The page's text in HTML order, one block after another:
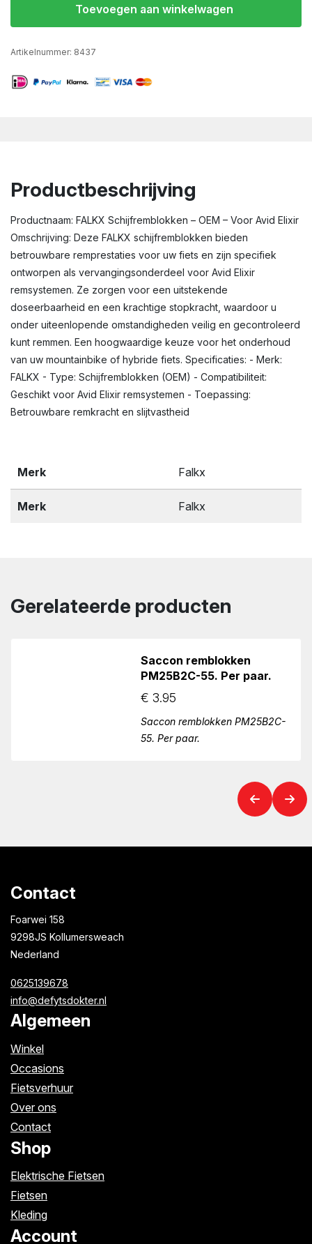
Toevoegen aan winkelwagen
Artikelnummer: 8437
Productbeschrijving
Productnaam: FALKX Schijfremblokken – OEM – Voor Avid Elixir
Omschrijving: Deze FALKX schijfremblokken bieden
betrouwbare remprestaties voor uw fiets en zijn specifiek
ontworpen als vervangingsonderdeel voor Avid Elixir
remsystemen. Ze zorgen voor een uitstekende
doseerbaarheid en een krachtige stopkracht, waardoor u
onder uiteenlopende omstandigheden veilig en gecontroleerd
kunt remmen. Een hoogwaardige keuze voor het onderhoud
van uw mountainbike of hybride fiets. Specificaties: - Merk:
FALKX - Type: Schijfremblokken (OEM) - Compatibiliteit:
Geschikt voor Avid Elixir remsystemen - Toepassing:
Betrouwbare remkracht en slijtvastheid
Merk Falkx
Merk Falkx
Gerelateerde producten
Saccon remblokken
PM25B2C-55. Per paar.
€ 3.95
Saccon remblokken PM25B2C-
55. Per paar.
Contact
Foarwei 158
9298JS Kollumersweach
Nederland
0625139678
info@defytsdokter.nl
Algemeen
Winkel
Occasions
Fietsverhuur
Over ons
Contact
Shop
Elektrische Fietsen
Fietsen
Kleding
Account